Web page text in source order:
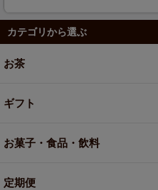
カテゴリから選ぶ
お茶
ギフト
お菓子・食品・飲料
定期便